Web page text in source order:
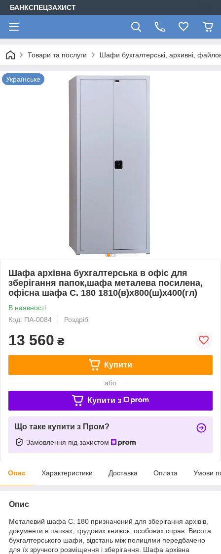
БАНКСПЕЦЗАХИСТ
Товари та послуги Шафи бухгалтерські, архивні,
Українське
Шафа архівна бухгалтерська в офіс для
зберігання папок,шафа металева посилена,
офісна шафа C. 180 1810(в)х800(ш)х400(гл)
В наявності
Код: ПА-0084
Роздріб
13 560 ₴
Купити
або
Купити з
Що таке купити з Пром?
Замовлення під захистом
Опис Характеристики Доставка Оплата Умови
Опис
Металевий шафа C. 180 призначений для зберігання архівів,
документи в папках, трудових книжок, особових справ. Висота
бухгалтерського шафи, відстань між полицями передбачено
для їх зручного розміщення і зберігання. Шафа архівна